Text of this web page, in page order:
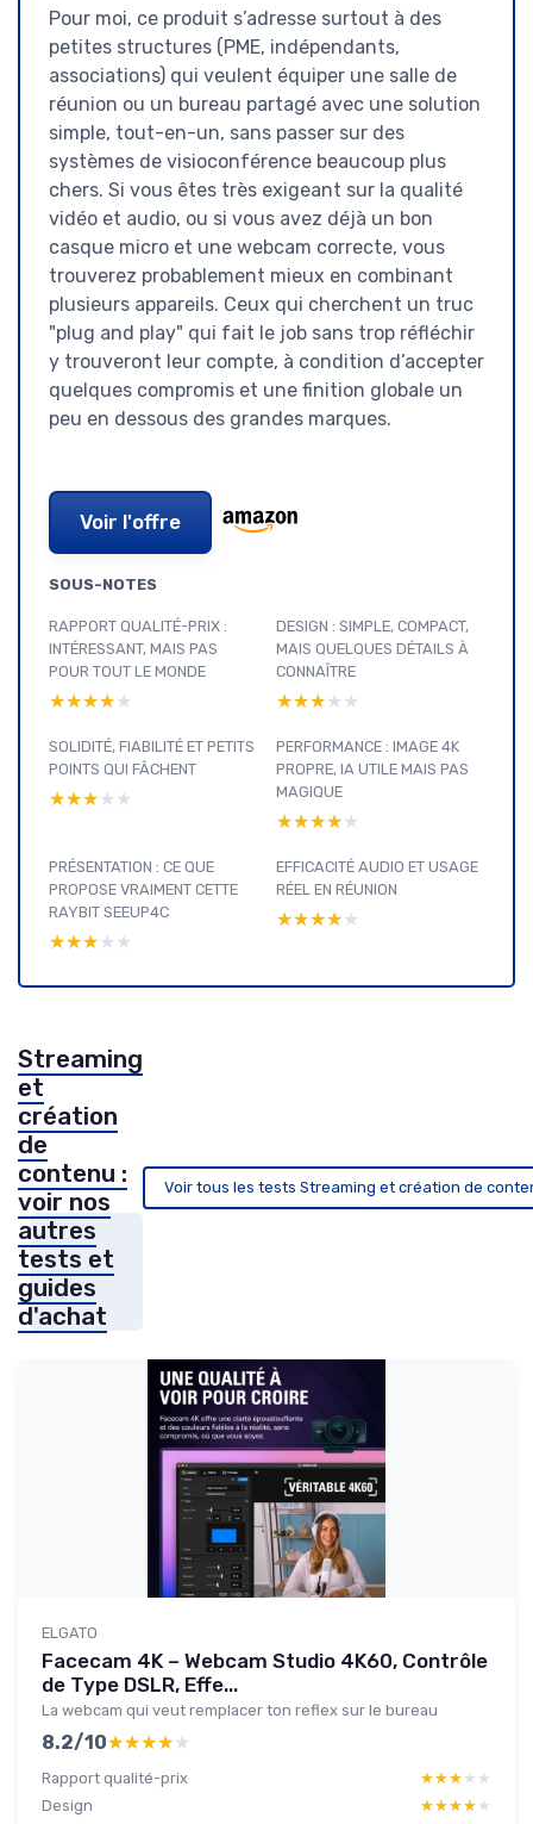
Pour moi, ce produit s’adresse surtout à des
petites structures (PME, indépendants,
associations) qui veulent équiper une salle de
réunion ou un bureau partagé avec une solution
simple, tout-en-un, sans passer sur des
systèmes de visioconférence beaucoup plus
chers. Si vous êtes très exigeant sur la qualité
vidéo et audio, ou si vous avez déjà un bon
casque micro et une webcam correcte, vous
trouverez probablement mieux en combinant
plusieurs appareils. Ceux qui cherchent un truc
"plug and play" qui fait le job sans trop réfléchir
y trouveront leur compte, à condition d’accepter
quelques compromis et une finition globale un
peu en dessous des grandes marques.
Voir l'offre
SOUS-NOTES
RAPPORT QUALITÉ-PRIX :
INTÉRESSANT, MAIS PAS
POUR TOUT LE MONDE
★★★★★
★★★★★
DESIGN : SIMPLE, COMPACT,
MAIS QUELQUES DÉTAILS À
CONNAÎTRE
★★★★★
★★★★★
SOLIDITÉ, FIABILITÉ ET PETITS
POINTS QUI FÂCHENT
★★★★★
★★★★★
PERFORMANCE : IMAGE 4K
PROPRE, IA UTILE MAIS PAS
MAGIQUE
★★★★★
★★★★★
PRÉSENTATION : CE QUE
PROPOSE VRAIMENT CETTE
RAYBIT SEEUP4C
★★★★★
★★★★★
EFFICACITÉ AUDIO ET USAGE
RÉEL EN RÉUNION
★★★★★
★★★★★
Streaming
et
création
de
contenu :
voir nos
autres
tests et
guides
d'achat
Voir tous les tests Streaming et création de
ELGATO
Facecam 4K – Webcam Studio 4K60, Contrôle
de Type DSLR, Effe...
La webcam qui veut remplacer ton reflex sur le bureau
8.2/10★★★★★
★★★★★
Rapport qualité-prix ★★★★★
★★★★★
Design
★★★★★
★★★★★